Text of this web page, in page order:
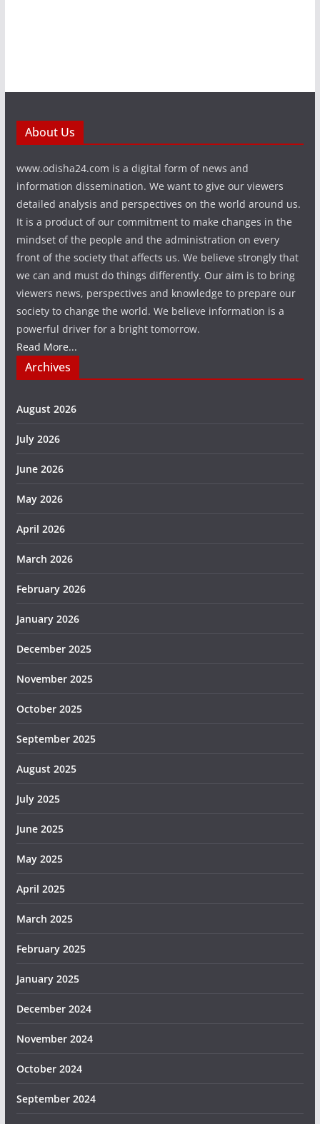
About Us
www.odisha24.com is a digital form of news and
information dissemination. We want to give our viewers
detailed analysis and perspectives on the world around us.
It is a product of our commitment to make changes in the
mindset of the people and the administration on every
front of the society that affects us. We believe strongly that
we can and must do things differently. Our aim is to bring
viewers news, perspectives and knowledge to prepare our
society to change the world. We believe information is a
powerful driver for a bright tomorrow.
Read More...
Archives
August 2026
July 2026
June 2026
May 2026
April 2026
March 2026
February 2026
January 2026
December 2025
November 2025
October 2025
September 2025
August 2025
July 2025
June 2025
May 2025
April 2025
March 2025
February 2025
January 2025
December 2024
November 2024
October 2024
September 2024